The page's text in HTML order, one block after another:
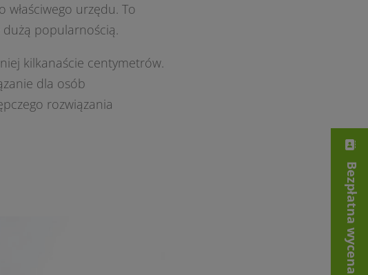
właściwego urzędu. To
dużą popularnością.
kilkanaście centymetrów.
dla osób
rozwiązania
Bezpłatna wycena